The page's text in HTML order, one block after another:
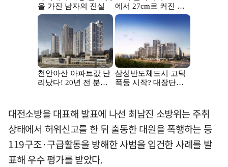
대전소방을 대표해 발표에 나선 최남진 소방위는 주취
상태에서 허위신고를 한 뒤 출동한 대원을 폭행하는 등
119구조·구급활동을 방해한 사범을 입건한 사례를 발
표해 우수 평가를 받았다.